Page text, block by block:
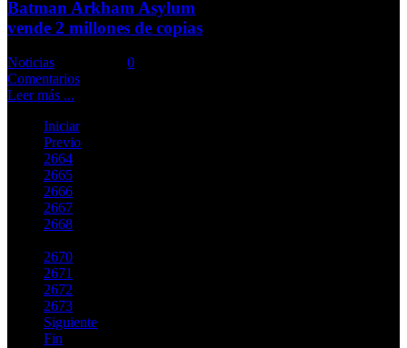
Batman Arkham Asylum
vende 2 millones de copias
Noticias
0
Comentarios
Leer más ...
Iniciar
Previo
2664
2665
2666
2667
2668
2670
2671
2672
2673
Siguiente
Fin